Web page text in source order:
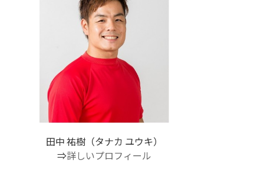
田中 祐樹（タナカ ユウキ）
⇒詳しいプロフィール